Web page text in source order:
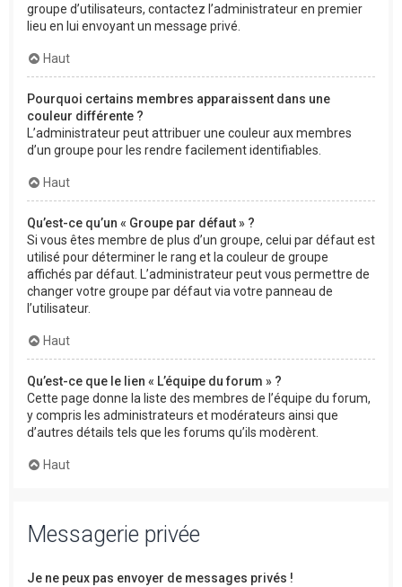
groupe d’utilisateurs, contactez l’administrateur en premier
lieu en lui envoyant un message privé.
Haut
Pourquoi certains membres apparaissent dans une
couleur différente ?
L’administrateur peut attribuer une couleur aux membres
d’un groupe pour les rendre facilement identifiables.
Haut
Qu’est-ce qu’un « Groupe par défaut » ?
Si vous êtes membre de plus d’un groupe, celui par défaut est
utilisé pour déterminer le rang et la couleur de groupe
affichés par défaut. L’administrateur peut vous permettre de
changer votre groupe par défaut via votre panneau de
l’utilisateur.
Haut
Qu’est-ce que le lien « L’équipe du forum » ?
Cette page donne la liste des membres de l’équipe du forum,
y compris les administrateurs et modérateurs ainsi que
d’autres détails tels que les forums qu’ils modèrent.
Haut
Messagerie privée
Je ne peux pas envoyer de messages privés !